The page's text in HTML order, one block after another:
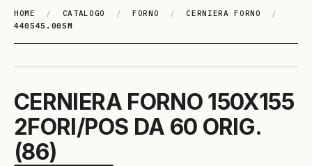
HOME / CATALOGO / FORNO / CERNIERA FORNO
/
440545.00SM
CERNIERA FORNO 150X155
2FORI/POS DA 60 ORIG.
(86)